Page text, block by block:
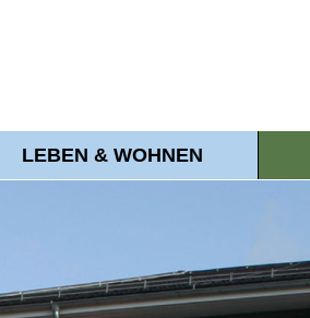
LEBEN & WOHNEN